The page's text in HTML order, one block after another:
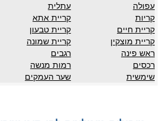
עפולה
עתלית
קריות
קריית אתא
קריית חיים
קריית טבעון
קריית מוצקין
קריית שמונה
ראש פינה
רגבים
רכסים
רמות מנשה
שימשית
שער העמקים